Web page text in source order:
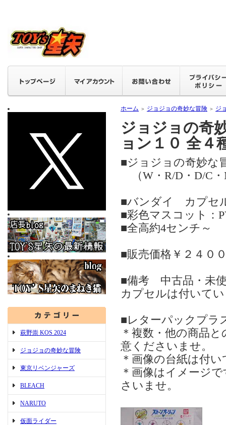
萩野崇 KOS 2024
ジョジョの奇妙な冒険
東京リベンジャーズ
BLEACH
NARUTO
仮面ライダー
ホーム ＞ ジョジョの奇妙な冒険 ＞ ジ
ジョジョの奇
ョン１０ 全４
■ジョジョの奇妙な
（W・R/D・D/C
■バンダイ カプ
■彩色マスコット：
■全高約4センチ～
■販売価格￥２４０
■備考 中古品・未
カプセルは付いて
■レターパックプラ
＊複数・他の商品
意くださいませ。
＊画像の台紙は付
＊画像はイメージ
さいませ。